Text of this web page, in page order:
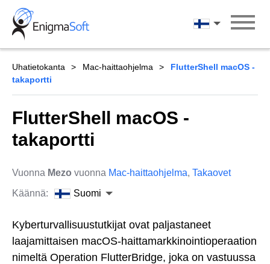
Skip
content
Suomi
Uhatietokanta Mac-haittaohjelma
FlutterShell macOS -
takaportti
FlutterShell macOS -
takaportti
Vuonna Mezo vuonna Mac-haittaohjelma, Takaovet
Käännä:
Suomi
Kyberturvallisuustutkijat ovat paljastaneet
laajamittaisen macOS-haittamarkkinointioperaation
nimeltä Operation FlutterBridge, joka on vastuussa